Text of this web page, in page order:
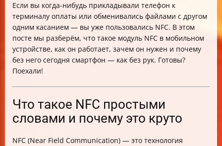
Что такое NDEF и зачем он нужен
Три основных направления применения NFC в
мобильных устройствах
Где в телефоне находится антенна NFC и зачем
наклейка
NFC против Bluetooth — кто быстрее и удобнее
Основные применения NFC в 2019–2020 годах
NFC Forum и стандартизация
Что такое NFC-метка и где она используется
Итоговая таблица: основные характеристики NFC
Если вы когда-нибудь прикладывали телефон к
терминалу оплаты или обменивались файлами с другом
одним касанием — вы уже пользовались NFC. В этом
посте мы разберём, что такое модуль NFC в мобильном
устройстве, как он работает, зачем он нужен и почему
без него сегодня смартфон — как без рук. Готовы?
Поехали!
Что такое NFC простыми
словами и почему это круто
NFC (Near Field Communication) — это технология